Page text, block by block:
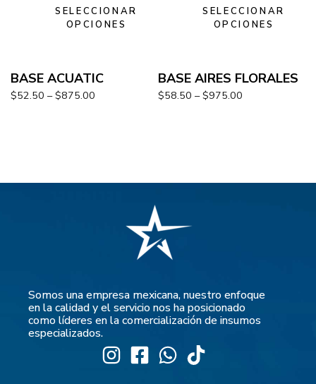
SELECCIONAR
OPCIONES
BASE ACUATIC
$52.50 – $875.00
SELECCIONAR
OPCIONES
BASE AIRES FLORALES
$58.50 – $975.00
Somos una empresa mexicana, nuestro enfoque
en la calidad y el servicio nos ha posicionado
como líderes en la comercialización de insumos
especializados.